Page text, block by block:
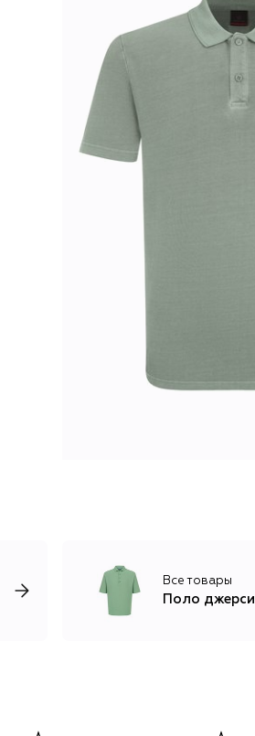
Все товары
Поло джерси